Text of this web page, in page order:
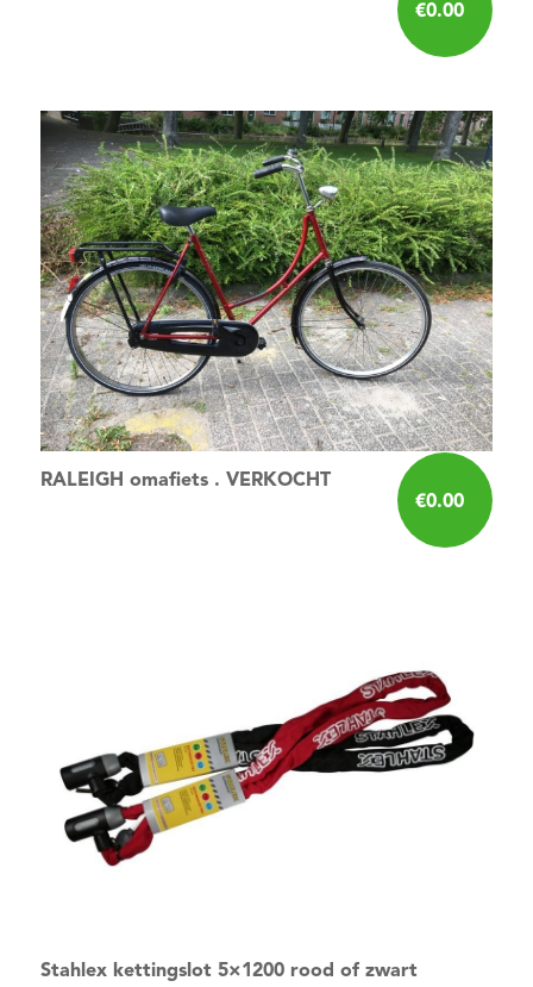
€0.00
RALEIGH omafiets . VERKOCHT
€0.00
Stahlex kettingslot 5×1200 rood of zwart